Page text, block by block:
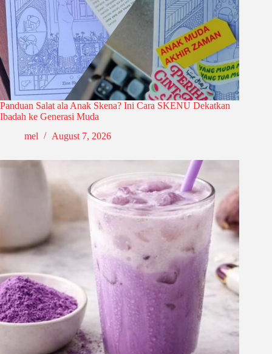
Panduan Salat ala Anak Skena? Ini Cara SKENU Dekatkan
Ibadah ke Generasi Muda
mel
August 7, 2026